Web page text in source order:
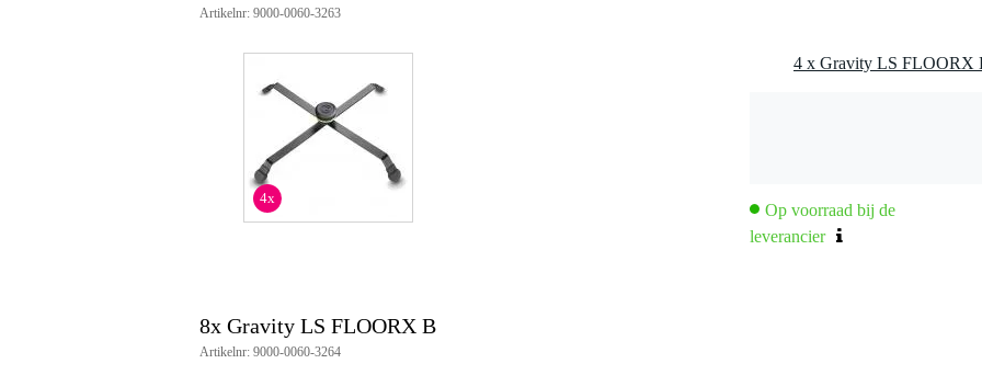
Artikelnr: 9000-0060-3263
4x
4 x Gravity LS FLOORX
Op voorraad bij de
leverancier
8x Gravity LS FLOORX B
Artikelnr: 9000-0060-3264